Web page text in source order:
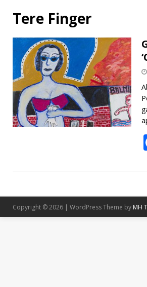
Tere Finger
Copyright © 2026 | WordPress Theme by MH